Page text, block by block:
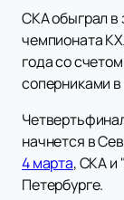
СКА обыграл в
чемпионата
года со
соперниками
начнется в
4 марта, СКА и
Петербурге.